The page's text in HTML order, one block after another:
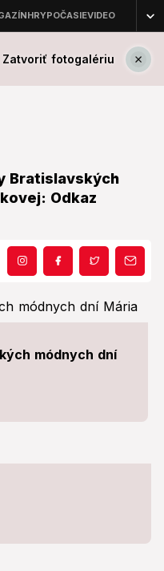
Zatvoriť fotogalériu
Bratislavských
Odkaz
módnych dní